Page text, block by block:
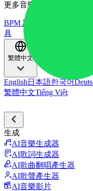
更多音樂工具
BPM 計算機
具
繁體中文
English 日本語한국어
繁體中文Tiếng Việt
生成
AI音樂生成器
AI歌詞生成器
AI歌曲翻唱產生器
AI歌聲產生器
AI音樂影片